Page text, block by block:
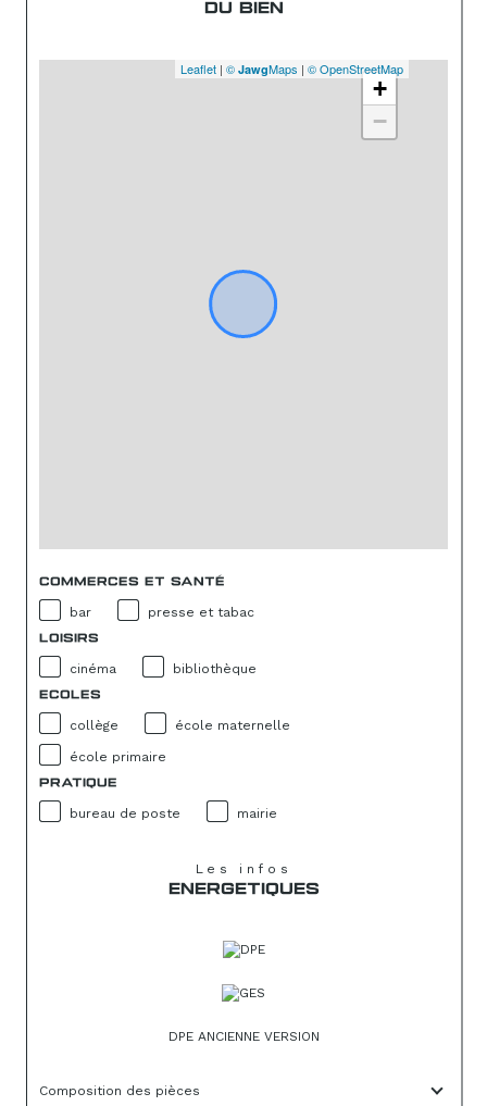
DU BIEN
+
−
Leaflet | © JawgMaps | © OpenStreetMap
COMMERCES ET SANTÉ
bar presse et tabac
LOISIRS
cinéma bibliothèque
ECOLES
collège école maternelle
école primaire
PRATIQUE
bureau de poste mairie
Les infos
ENERGETIQUES
DPE ANCIENNE VERSION
Composition des pièces